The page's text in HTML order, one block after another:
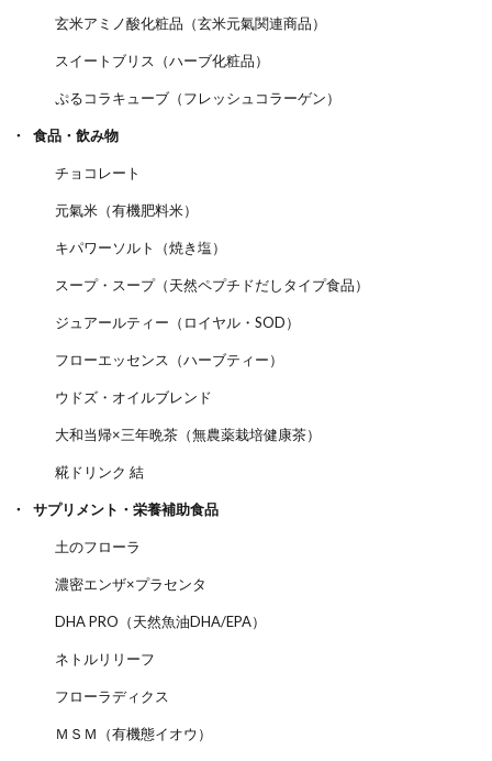
玄米アミノ酸化粧品（玄米元氣関連商品）
スイートブリス（ハーブ化粧品）
ぷるコラキューブ（フレッシュコラーゲン）
食品・飲み物
チョコレート
元氣米（有機肥料米）
キパワーソルト（焼き塩）
スープ・スープ（天然ペプチドだしタイプ食品）
ジュアールティー（ロイヤル・SOD）
フローエッセンス（ハーブティー）
ウドズ・オイルブレンド
大和当帰×三年晩茶（無農薬栽培健康茶）
糀ドリンク 結
サプリメント・栄養補助食品
土のフローラ
濃密エンザ×プラセンタ
DHA PRO（天然魚油DHA/EPA）
ネトルリリーフ
フローラディクス
ＭＳＭ（有機態イオウ）